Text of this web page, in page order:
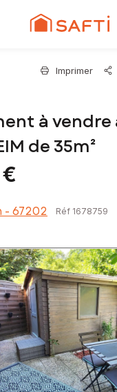
Imprimer
à vendre
de 35m²
- 67202 Réf 1678759